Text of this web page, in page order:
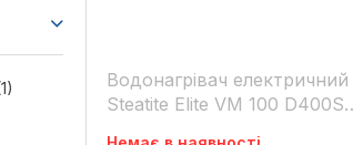
Водонагрівач електричний
Steatite Elite VM 100 D400S-